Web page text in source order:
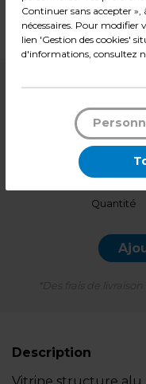
Dimensions
+
Quantité
Description
Continuer sans accepter »,
nécessaires. Pour modifier
lien 'Gestion des cookies'
d'informations, consultez